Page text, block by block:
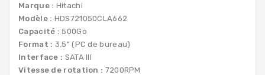
Marque : Hitachi
Modèle : HDS721050CLA662
Capacité : 500Go
Format : 3.5" (PC de bureau)
Interface : SATA III
Vitesse de rotation : 7200RPM